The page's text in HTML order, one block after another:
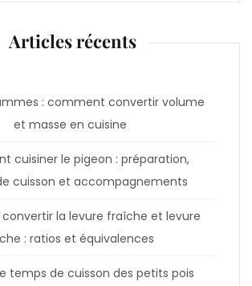
Articles récents
: comment convertir volume
et masse en cuisine
cuisiner le pigeon : préparation,
cuisson et accompagnements
la levure fraîche et levure
: ratios et équivalences
temps de cuisson des petits pois